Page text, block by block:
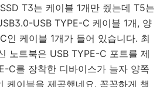
T3는 케이블 1개만 줬는데 T5는
USB TYPE-C 케이블 1개, 양
인 케이블 1개가 들어 있습니다. 최
노트북은 USB TYPE-C 포트를 제
C를 장착한 디바이스가 늘자 양쪽
케이블을 제공했네요. 꼼꼼하게 챙